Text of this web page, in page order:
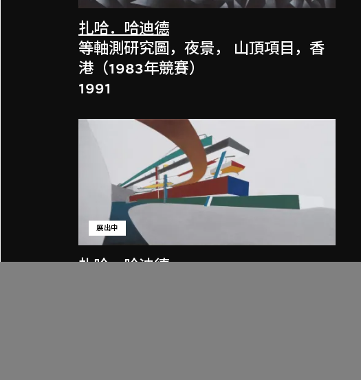
扎哈．哈迪德
等軸測研究圖，夜景， 山頂項目，香
港（1983年競賽）
1991
扎哈．哈迪德
展出中